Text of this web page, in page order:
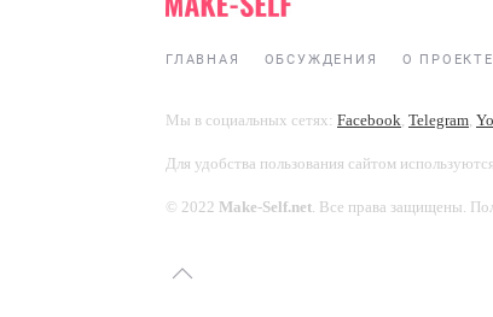
ГЛАВНАЯ ОБСУЖДЕНИЯ О ПРОЕКТЕ
Мы в социальных сетях: Facebook Telegram
Для удобства пользования сайтом
© 2022 Make-Self.net . Все права защищены.